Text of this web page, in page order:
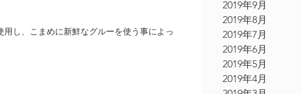
し、こまめに新鮮なグルーを使う事によっ
2019年9月
2019年8月
2019年7月
2019年6月
2019年5月
2019年4月